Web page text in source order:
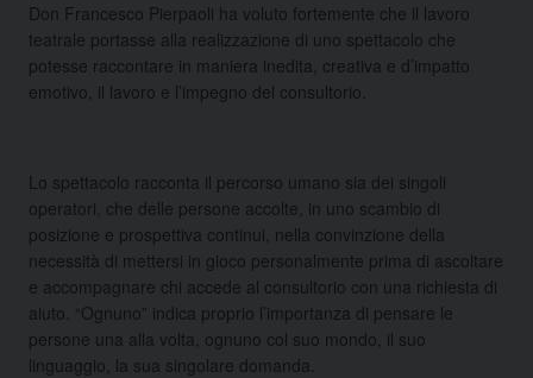
Don Francesco Pierpaoli ha voluto fortemente che il lavoro
teatrale portasse alla realizzazione di uno spettacolo che
potesse raccontare in maniera inedita, creativa e d’impatto
emotivo, il lavoro e l’impegno del consultorio.
Lo spettacolo racconta il percorso umano sia dei singoli
operatori, che delle persone accolte, in uno scambio di
posizione e prospettiva continui, nella convinzione della
necessità di mettersi in gioco personalmente prima di ascoltare
e accompagnare chi accede al consultorio con una richiesta di
aiuto. “Ognuno” indica proprio l’importanza di pensare le
persone una alla volta, ognuno col suo mondo, il suo
linguaggio, la sua singolare domanda.